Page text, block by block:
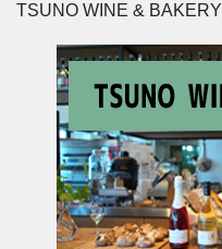
TSUNO WINE & BAKERY